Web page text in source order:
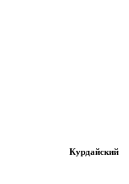
Курдайский